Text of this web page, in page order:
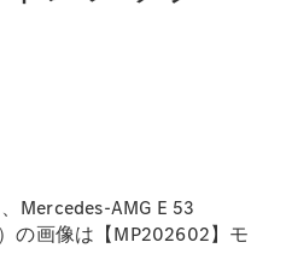
Mercedes-AMG E 53
の画像は【MP202602】モ